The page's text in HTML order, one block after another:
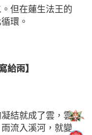
但在蓮生法王的
環。
給雨】
結就成了雲，雲
流入溪河，就變